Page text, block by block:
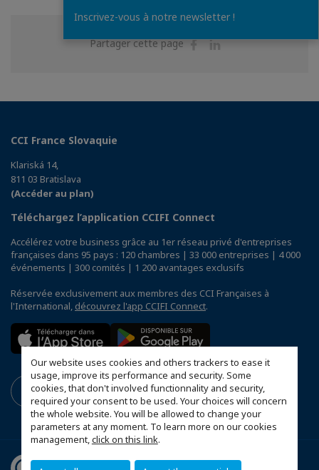
Our website uses cookies and others trackers to ease it
usage, improve its performance and security. Some
cookies, that don't involved functionnality and security,
required your consent to be used. Your choices will concern
the whole website. You will be allowed to change your
parameters at any moment. To learn more on our cookies
management,click on this link.
Partager cette page
PartagerPartager
CCI France Slovaquie
Klariská 14,
811 03 Bratislava
(Accéder au plan)
Téléchargez l’application CCIFI Connect
Accélérez votre business grâce au 1er réseau privé d'entreprises
françaises dans 95 pays : 120 chambres | 33 000 entreprises | 4 000
événements | 300 comités | 1 200 avantages exclusifs
Réservée exclusivement aux membres des CCI Françaises à
l'International, découvrez l'app CCIFI Connect.
Inscrivez-vous à notre newsletter !